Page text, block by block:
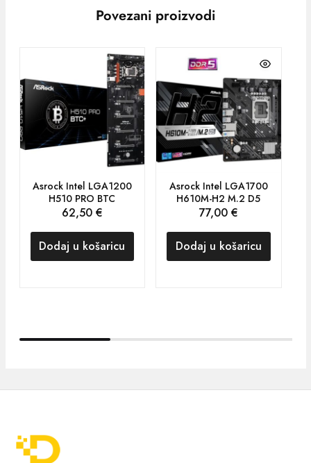
Povezani proizvodi
Asrock Intel LGA1200
H510 PRO BTC
62,50 €
Dodaj u košaricu
Asrock Intel LGA1700
H610M-H2 M.2 D5
77,00 €
Dodaj u košaricu